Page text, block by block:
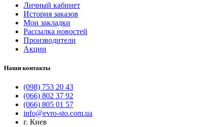
Личный кабинет
История заказов
Мои закладки
Рассылка новостей
Производители
Акции
Наши контакты
(098) 753 20 43
(066) 802 37 92
(066) 805 01 57
info@evro-sto.com.ua
г. Киев